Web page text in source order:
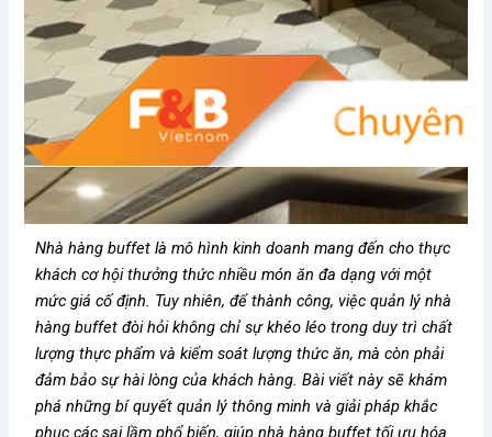
Nhà hàng buffet là mô hình kinh doanh mang đến cho thực
khách cơ hội thưởng thức nhiều món ăn đa dạng với một
mức giá cố định. Tuy nhiên, để thành công, việc quản lý nhà
hàng buffet đòi hỏi không chỉ sự khéo léo trong duy trì chất
lượng thực phẩm và kiểm soát lượng thức ăn, mà còn phải
đảm bảo sự hài lòng của khách hàng. Bài viết này sẽ khám
phá những bí quyết quản lý thông minh và giải pháp khắc
phục các sai lầm phổ biến, giúp nhà hàng buffet tối ưu hóa